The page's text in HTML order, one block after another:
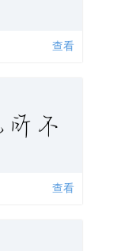
查看
不
查看